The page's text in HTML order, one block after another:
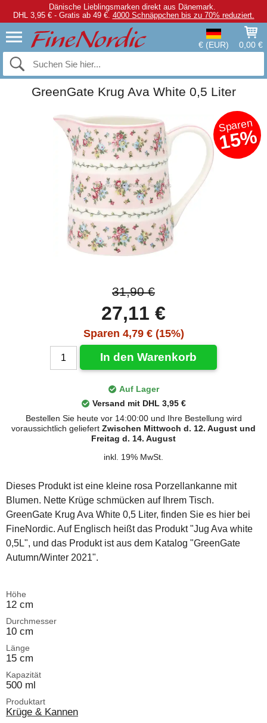
Dänische Lieblingsmarken direkt aus Dänemark.
DHL 3,95 € - Gratis ab 49 €. 4000 Schnäppchen bis zu 70% reduziert.
€ (EUR) 0,00 €
GreenGate Krug Ava White 0,5 Liter
Sparen
15%
31,90 €
27,11 €
Sparen 4,79 € (15%)
In den Warenkorb
Auf Lager
Versand mit DHL 3,95 €
Bestellen Sie heute vor 14:00:00 und Ihre Bestellung wird
voraussichtlich geliefert Zwischen Mittwoch d. 12. August und
Freitag d. 14. August
inkl. 19% MwSt.
Dieses Produkt ist eine kleine rosa Porzellankanne mit
Blumen. Nette Krüge schmücken auf Ihrem Tisch.
GreenGate Krug Ava White 0,5 Liter, finden Sie es hier bei
FineNordic. Auf Englisch heißt das Produkt "Jug Ava white
0,5L", und das Produkt ist aus dem Katalog "GreenGate
Autumn/Winter 2021".
Höhe
12 cm
Durchmesser
10 cm
Länge
15 cm
Kapazität
500 ml
Produktart
Krüge & Kannen